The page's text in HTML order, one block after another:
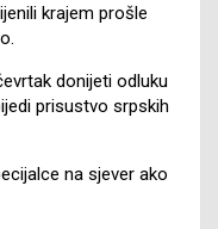
krajem prošle
donijeti odluku
prisustvo srpskih
na sjever ako